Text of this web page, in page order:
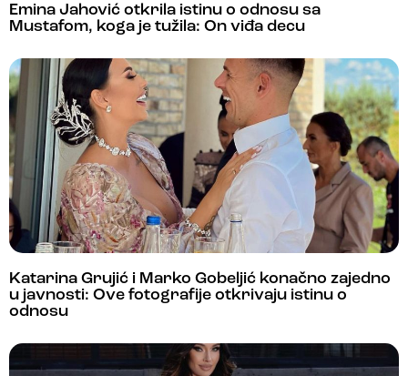
Emina Jahović otkrila istinu o odnosu sa
Mustafom, koga je tužila: On viđa decu
Katarina Grujić i Marko Gobeljić konačno zajedno
u javnosti: Ove fotografije otkrivaju istinu o
odnosu